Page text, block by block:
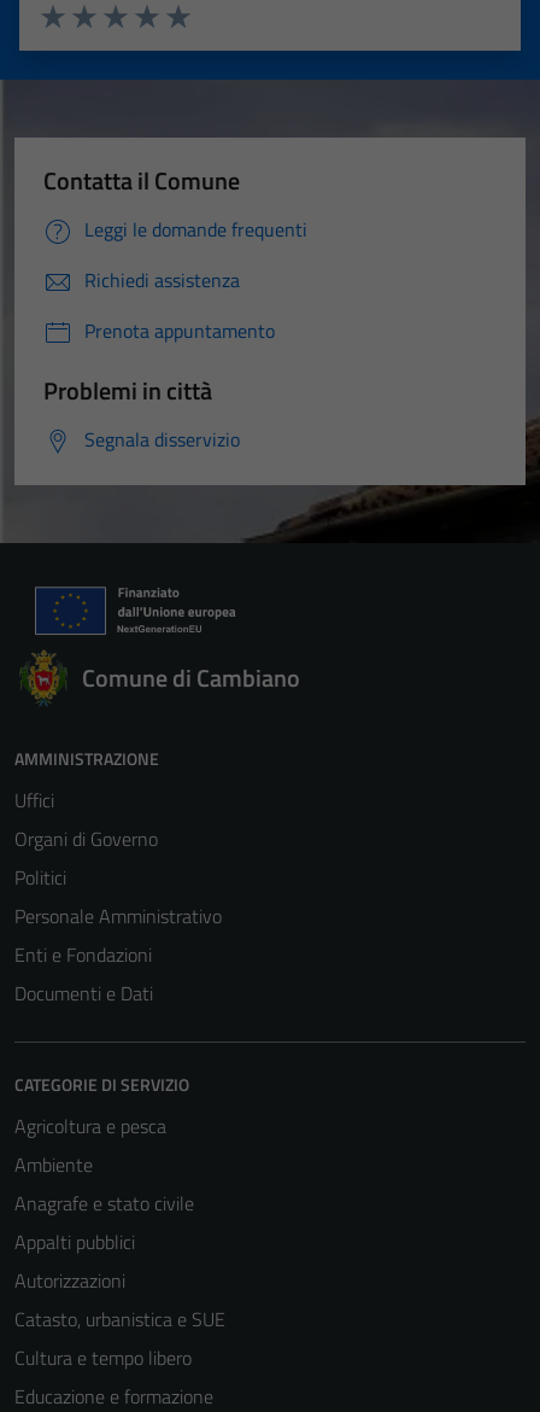
Valuta 5 stelle su 5
Valuta 4 stelle su 5
Valuta 3 stelle su 5
Valuta 2 stelle su 5
Valuta 1 stelle su 5
Contatta il Comune
Leggi le domande frequenti
Richiedi assistenza
Prenota appuntamento
Problemi in città
Segnala disservizio
Comune di Cambiano
AMMINISTRAZIONE
Uffici
Organi di Governo
Politici
Personale Amministrativo
Enti e Fondazioni
Documenti e Dati
CATEGORIE DI SERVIZIO
Agricoltura e pesca
Ambiente
Anagrafe e stato civile
Appalti pubblici
Autorizzazioni
Catasto, urbanistica e SUE
Cultura e tempo libero
Educazione e formazione